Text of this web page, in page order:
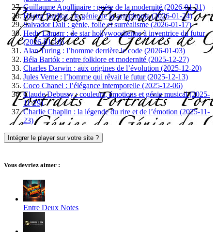
Guillaume Apollinaire : poète de la modernité (2026-01-31)
Hector Berlioz : le génie de la symphonie (2026-01-24)
Salvador Dalí : génie, folie et surréalisme (2026-01-17)
Hedy Lamarr : de star hollywoodienne à inventrice du futur
(2026-01-10)
Alan Turing : l’homme derrière le code (2026-01-03)
Béla Bartók : entre folklore et modernité (2025-12-27)
Charles Darwin : aux origines de l’évolution (2025-12-20)
Jules Verne : l’homme qui rêvait le futur (2025-12-13)
Coco Chanel : l’élégance intemporelle (2025-12-06)
Claude Debussy : couleurs, émotions et génie musical (2025-
11-29)
Charlie Chaplin : la légende du rire et de l’émotion (2025-11-
23)
Intégrer le player sur votre site ?
Vous devriez aimer :
Entre Deux Notes